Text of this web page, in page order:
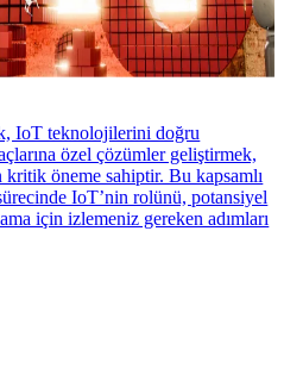
IoT teknolojilerini doğru
özel çözümler geliştirmek,
kritik öneme sahiptir. Bu kapsamlı
IoT’nin rolünü, potansiyel
için izlemeniz gereken adımları